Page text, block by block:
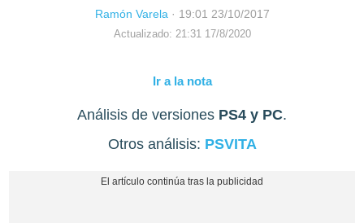
Ramón Varela · 19:01 23/10/2017
Actualizado: 21:31 17/8/2020
Ir a la nota
Análisis de versiones PS4 y PC.
Otros análisis: PSVITA